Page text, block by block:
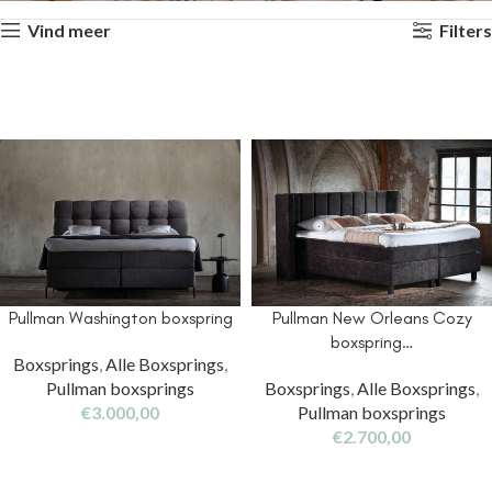
Vind meer
Filters
Pullman Washington boxspring
Boxsprings Alle Boxsprings
Pullman boxsprings
€3.000,00
Pullman New Orleans Cozy
boxspring…
Boxsprings Alle Boxsprings
Pullman boxsprings
€2.700,00